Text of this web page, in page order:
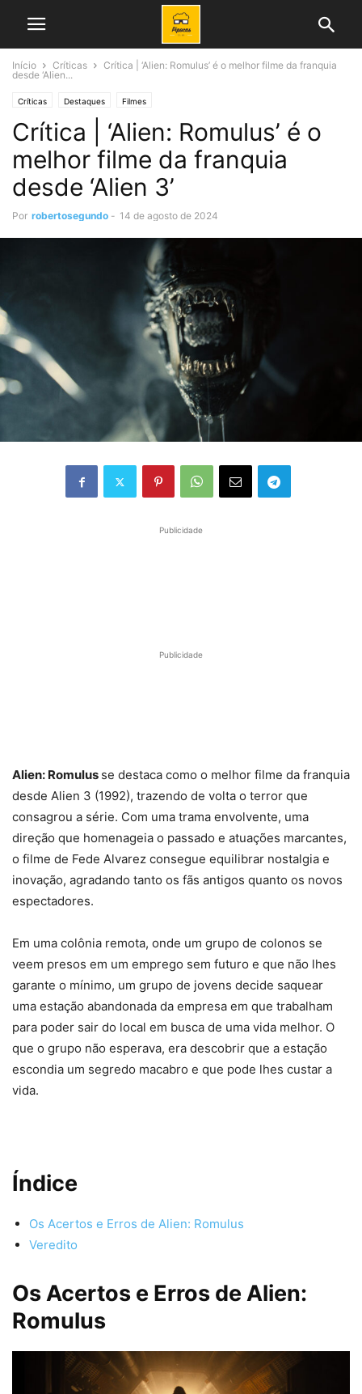
Início Críticas
Crítica | ‘Alien: Romulus’ é o melhor filme da franquia
desde ‘Alien...
Críticas Destaques Filmes
Crítica | ‘Alien: Romulus’ é o
melhor filme da franquia
desde ‘Alien 3’
Por robertosegundo - 14 de agosto de 2024
Publicidade
Publicidade
Alien: Romulus se destaca como o melhor filme da franquia
desde Alien 3 (1992), trazendo de volta o terror que
consagrou a série. Com uma trama envolvente, uma
direção que homenageia o passado e atuações marcantes,
o filme de Fede Alvarez consegue equilibrar nostalgia e
inovação, agradando tanto os fãs antigos quanto os novos
espectadores.
Em uma colônia remota, onde um grupo de colonos se
veem presos em um emprego sem futuro e que não lhes
garante o mínimo, um grupo de jovens decide saquear
uma estação abandonada da empresa em que trabalham
para poder sair do local em busca de uma vida melhor. O
que o grupo não esperava, era descobrir que a estação
escondia um segredo macabro e que pode lhes custar a
vida.
Índice
Os Acertos e Erros de Alien: Romulus
Veredito
Os Acertos e Erros de Alien:
Romulus